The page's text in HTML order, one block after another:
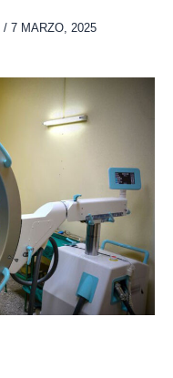
/ 7 MARZO, 2025